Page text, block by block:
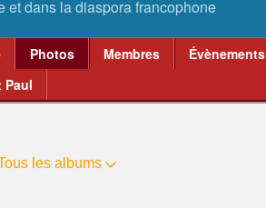
Photos Membres Évènements
Paul
les albums